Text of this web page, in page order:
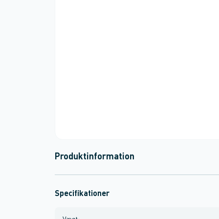
Produktinformation
Specifikationer